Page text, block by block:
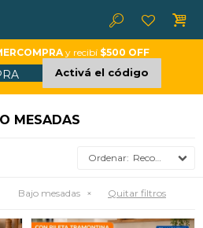
y recibí $500 OFF
Activá el código
MESADAS
Recomendados
Bajo mesadas Quitar filtros